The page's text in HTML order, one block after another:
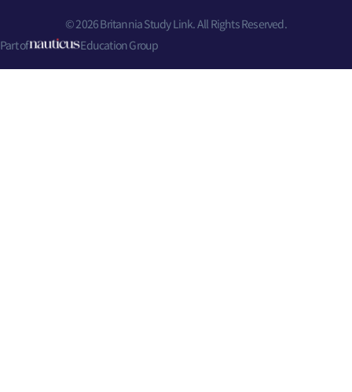
© 2026 Britannia Study Link. All Rights Reserved.
Part of
Education Group